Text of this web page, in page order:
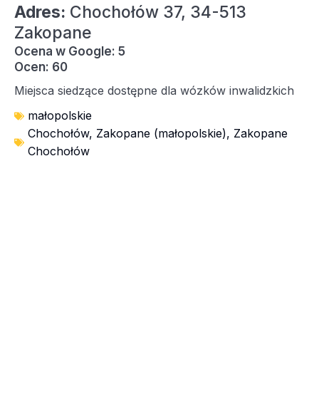
Adres: Chochołów 37, 34-513
Zakopane
Ocena w Google: 5
Ocen: 60
Miejsca siedzące dostępne dla wózków inwalidzkich
małopolskie
Chochołów, Zakopane (małopolskie), Zakopane
Chochołów